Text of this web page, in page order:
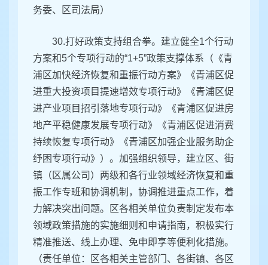
务委、区司法局）
30.打好政策支持组合拳。建立健全1个行动
方案和5个专项行动的“1+5”政策支撑体系（《青
浦区加快经济恢复和重振行动方案》《青浦区促
进重大投资项目提速增效专项行动》《青浦区促
进产业项目招引落地专项行动》《青浦区促进房
地产平稳健康发展专项行动》《青浦区促进消费
持续恢复专项行动》《青浦区加强企业服务助企
纾困专项行动》）。加强组织领导，建立区、街
镇（区属公司）两级和各行业领域经济恢复和重
振工作专班和协调机制，协调推进重点工作，着
力解决突出问题。区各相关单位负责制定发布本
领域政策措施的实施细则和申请指南，积极实行
精准推送、线上办理、免申即享等便利化措施。
（责任单位：区各相关主管部门、各街镇、各区